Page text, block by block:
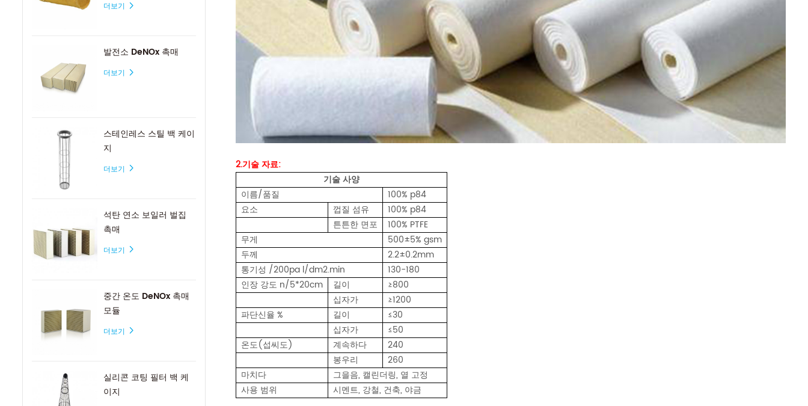
더보기
발전소 DeNOx 촉매
더보기
스테인레스 스틸 백 케이
지
더보기
석탄 연소 보일러 벌집
촉매
더보기
중간 온도 DeNOx 촉매
모듈
더보기
실리콘 코팅 필터 백 케
이지
2.기술 자료:
기술 사양
이름/품질
100% p84
요소
껍질 섬유
100% p84
튼튼한 면포
100% PTFE
무게
500±5% gsm
두께
2.2±0.2mm
통기성 /200pa l/dm2.min
130-180
인장 강도 n/5*20cm
길이
≥800
십자가
≥1200
파단신율 %
길이
≤30
십자가
≤50
온도(섭씨도)
계속하다
240
봉우리
260
마치다
그을음, 캘린더링, 열 고정
사용 범위
시멘트, 강철, 건축, 야금